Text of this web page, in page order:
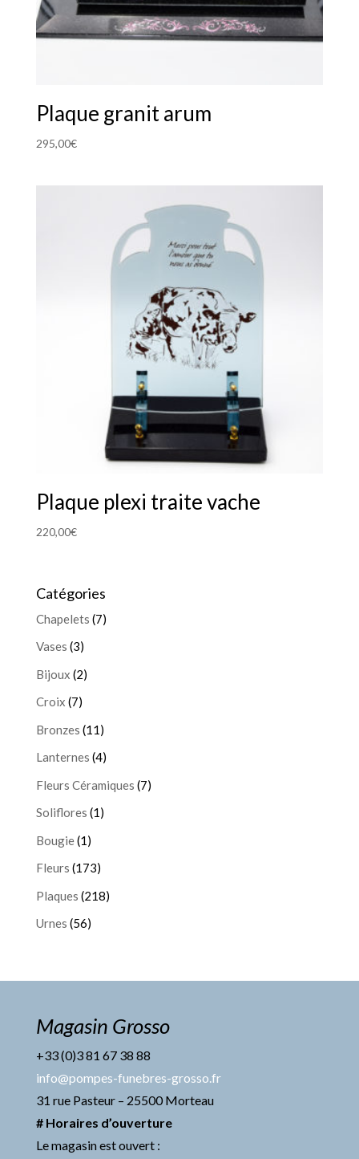
Plaque granit arum
295,00€
Plaque plexi traite vache
220,00€
Catégories
Chapelets (7)
Vases (3)
Bijoux (2)
Croix (7)
Bronzes (11)
Lanternes (4)
Fleurs Céramiques (7)
Soliflores (1)
Bougie(1)
Fleurs (173)
Plaques (218)
Urnes (56)
Magasin Grosso
+33 (0)3 81 67 38 88
info@pompes-funebres-grosso.fr
31 rue Pasteur – 25500 Morteau
# Horaires d’ouverture
Le magasin est ouvert :